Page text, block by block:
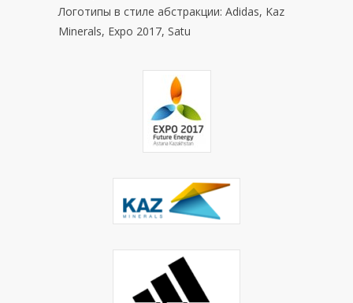
Логотипы в стиле абстракции: Adidas, Kaz
Minerals, Expo 2017, Satu